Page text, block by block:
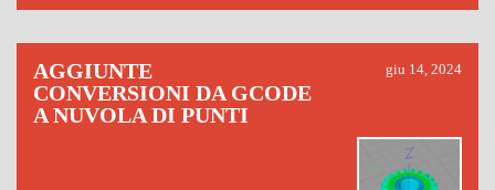
AGGIUNTE
CONVERSIONI DA GCODE
A NUVOLA DI PUNTI
giu 14, 2024